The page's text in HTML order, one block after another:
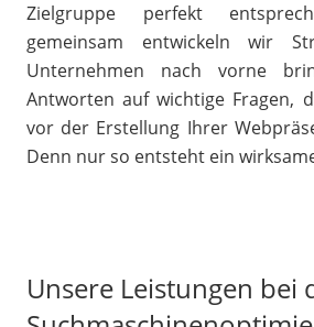
Zielgruppe perfekt
gemeinsam entwickeln wir
Unternehmen nach vorne
Antworten auf wichtige Fragen,
vor der Erstellung Ihrer
Denn nur so entsteht ein
Unsere Leistungen bei